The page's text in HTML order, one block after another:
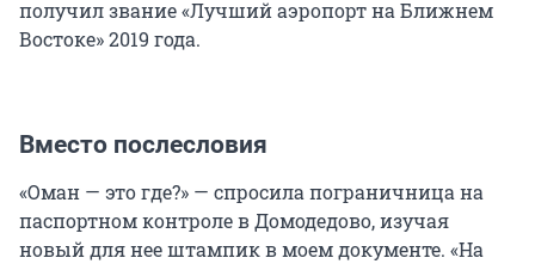
получил звание «Лучший аэропорт на Ближнем
Востоке» 2019 года.
Вместо послесловия
«Оман — это где?» — cпросила пограничница на
паспортном контроле в Домодедово, изучая
новый для нее штампик в моем документе. «На